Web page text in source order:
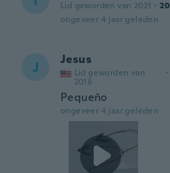
Lid geworden van 2021 · 20
ongeveer 4 jaar geleden
J Jesus
Lid geworden van
2018
·
Pequeño
ongeveer 4 jaar geleden